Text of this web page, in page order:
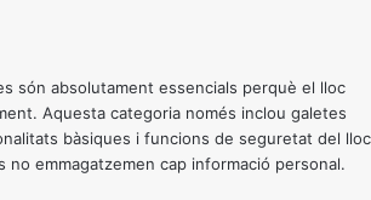
són absolutament essencials perquè el lloc
Aquesta categoria només inclou galetes
bàsiques i funcions de seguretat del lloc
no emmagatzemen cap informació personal.